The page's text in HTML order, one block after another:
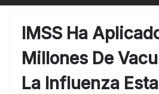
IMSS Ha
Millones De
La Influenza